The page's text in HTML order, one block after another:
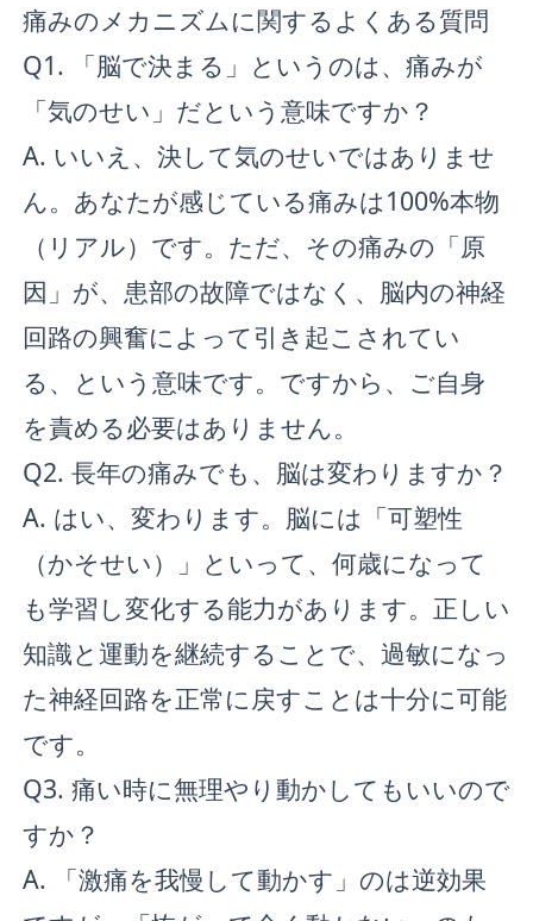
痛みのメカニズムに関するよくある質問
Q1. 「脳で決まる」というのは、痛みが
「気のせい」だという意味ですか？
A. いいえ、決して気のせいではありませ
ん。あなたが感じている痛みは100%本物
（リアル）です。ただ、その痛みの「原
因」が、患部の故障ではなく、脳内の神経
回路の興奮によって引き起こされてい
る、という意味です。ですから、ご自身
を責める必要はありません。
Q2. 長年の痛みでも、脳は変わりますか？
A. はい、変わります。脳には「可塑性
（かそせい）」といって、何歳になって
も学習し変化する能力があります。正しい
知識と運動を継続することで、過敏になっ
た神経回路を正常に戻すことは十分に可能
です。
Q3. 痛い時に無理やり動かしてもいいので
すか？
A. 「激痛を我慢して動かす」のは逆効果